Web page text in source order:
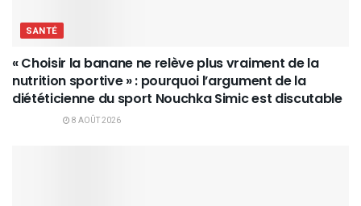
SANTÉ
« Choisir la banane ne relève plus vraiment de la
nutrition sportive » : pourquoi l’argument de la
diététicienne du sport Nouchka Simic est discutable
8 AOÛT 2026